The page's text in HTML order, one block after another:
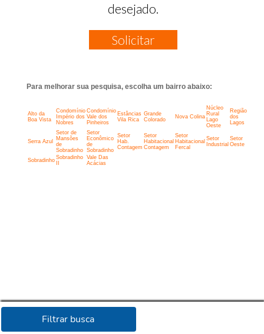
Filtrar busca
desejado.
Solicitar
Para melhorar sua pesquisa, escolha um bairro abaixo:
Alto da
Boa Vista
Condomínio
Império dos
Nobres
Condomínio
Vale dos
Pinheiros
Estâncias
Vila Rica
Grande
Colorado
Nova Colina
Núcleo
Rural
Lago
Oeste
Região
dos
Lagos
Serra Azul
Setor de
Mansões
de
Sobradinho
Setor
Econômico
de
Sobradinho
Setor
Hab.
Contagem
Setor
Habitacional
Contagem
Setor
Habitacional
Fercal
Setor
Industrial
Setor
Oeste
Sobradinho Sobradinho
Vale Das
Acácias